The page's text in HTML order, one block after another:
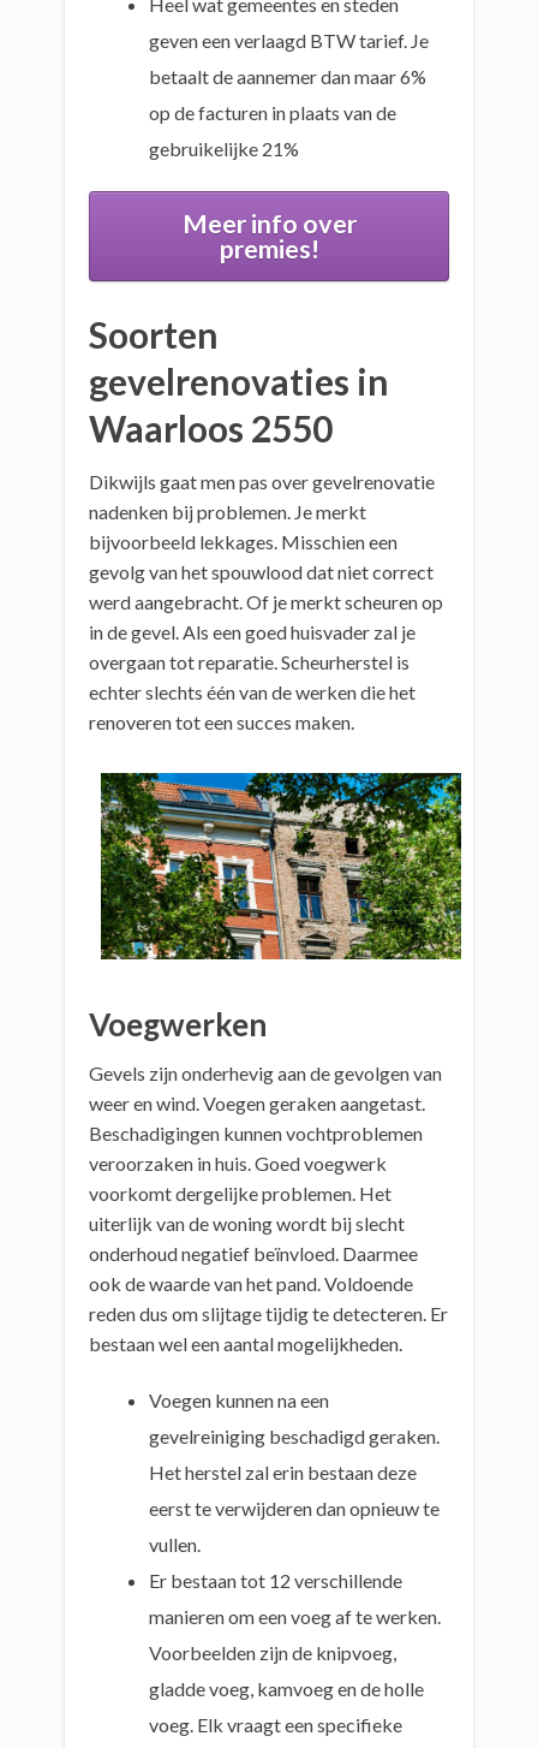
geven een verlaagd BTW tarief. Je
betaalt de aannemer dan maar 6%
op de facturen in plaats van de
gebruikelijke 21%
Meer info over
premies!
Soorten
gevelrenovaties in
Waarloos 2550
Dikwijls gaat men pas over gevelrenovatie
nadenken bij problemen. Je merkt
bijvoorbeeld lekkages. Misschien een
gevolg van het spouwlood dat niet correct
werd aangebracht. Of je merkt scheuren op
in de gevel. Als een goed huisvader zal je
overgaan tot reparatie. Scheurherstel is
echter slechts één van de werken die het
renoveren tot een succes maken.
Voegwerken
Gevels zijn onderhevig aan de gevolgen van
weer en wind. Voegen geraken aangetast.
Beschadigingen kunnen vochtproblemen
veroorzaken in huis. Goed voegwerk
voorkomt dergelijke problemen. Het
uiterlijk van de woning wordt bij slecht
onderhoud negatief beïnvloed. Daarmee
ook de waarde van het pand. Voldoende
reden dus om slijtage tijdig te detecteren. Er
bestaan wel een aantal mogelijkheden.
Voegen kunnen na een
gevelreiniging beschadigd geraken.
Het herstel zal erin bestaan deze
eerst te verwijderen dan opnieuw te
vullen.
Er bestaan tot 12 verschillende
manieren om een voeg af te werken.
Voorbeelden zijn de knipvoeg,
gladde voeg, kamvoeg en de holle
voeg. Elk vraagt een specifieke